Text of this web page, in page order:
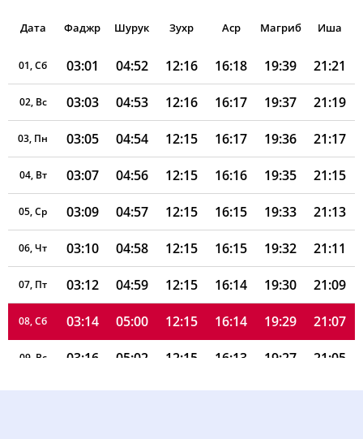
Дата Фаджр Шурук Зухр Аср Магриб Иша
01, Сб 03:01 04:52 12:16 16:18 19:39 21:21
02, Вс 03:03 04:53 12:16 16:17 19:37 21:19
03, Пн 03:05 04:54 12:15 16:17 19:36 21:17
04, Вт 03:07 04:56 12:15 16:16 19:35 21:15
05, Ср 03:09 04:57 12:15 16:15 19:33 21:13
06, Чт 03:10 04:58 12:15 16:15 19:32 21:11
07, Пт 03:12 04:59 12:15 16:14 19:30 21:09
08, Сб 03:14 05:00 12:15 16:14 19:29 21:07
09, Вс 03:16 05:02 12:15 16:13 19:27 21:05
10, Пн 03:18 05:03 12:15 16:12 19:26 21:03